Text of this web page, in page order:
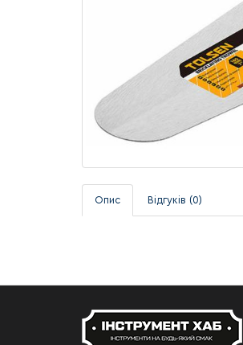
Опис Відгуків (0)